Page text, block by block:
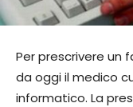
Per prescrivere un
da oggi il medico
informatico. La